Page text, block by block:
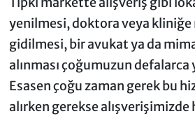
yenilmesi, doktora veya kliniğe
gidilmesi, bir avukat ya da
alınması çoğumuzun defalarca
Esasen çoğu zaman gerek bu
alırken gerekse alışverişimizde